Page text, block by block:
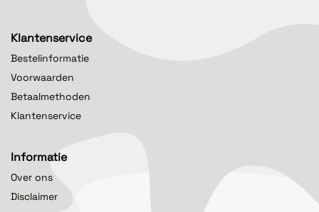
Klantenservice
Bestelinformatie
Voorwaarden
Betaalmethoden
Klantenservice
Informatie
Over ons
Disclaimer